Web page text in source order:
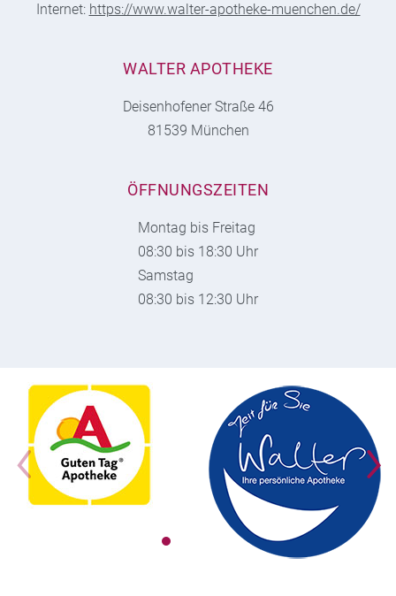
Internet: https://www.walter-apotheke-muenchen.de/
WALTER APOTHEKE
Deisenhofener Straße 46
81539 München
ÖFFNUNGSZEITEN
Montag bis Freitag
08:30 bis 18:30 Uhr
Samstag
08:30 bis 12:30 Uhr